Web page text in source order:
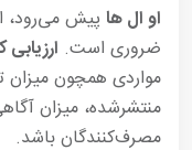
او ال ها پیش می‌رود،
ضروری است.
مواردی همچون میزان
منتشرشده، میزان
مصرف‌کنندگان باشد.